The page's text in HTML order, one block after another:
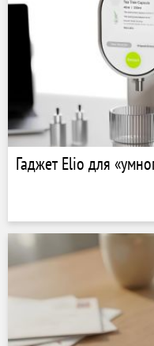
Гаджет Elio для